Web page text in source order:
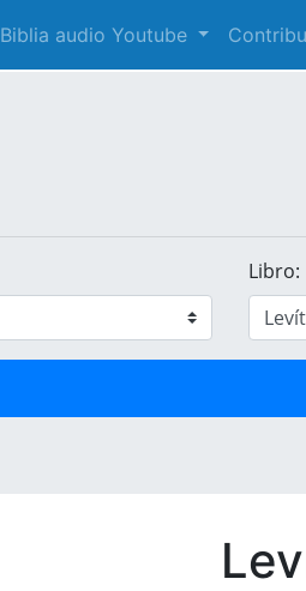
Biblia audio Youtube
Libro: